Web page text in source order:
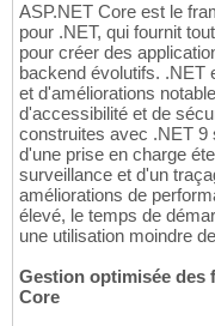
ASP.NET Core est le
pour .NET, qui fournit
pour créer des
backend évolutifs. .NET
et d'améliorations
d'accessibilité et de
construites avec .NET 9
d'une prise en charge
surveillance et d'un
améliorations de
élevé, le temps de
une utilisation moindre
Gestion optimisée des
Core